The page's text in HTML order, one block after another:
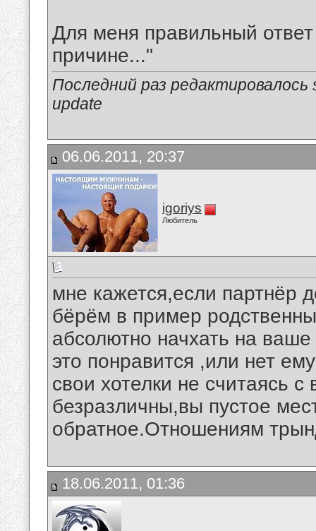
Для меня правильный
причине..."
Последний раз редактировалось
update
06.06.2011, 20:37
igoriys
Любитель
мне кажется,если партнёр
бёрём в пример
абсолютно начхать на
это понравится ,или нет
свои хотелки не считаясь
безразличны,вы пустое
обратное.Отношениям
18.06.2011, 01:36